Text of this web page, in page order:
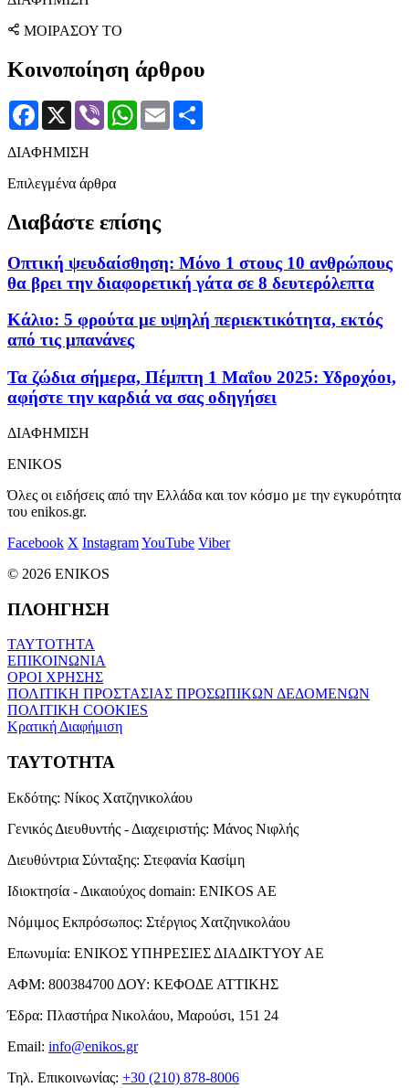
ΜΟΙΡΑΣΟΥ ΤΟ
Κοινοποίηση άρθρου
Facebook
X Viber WhatsApp
Email
ΔΙΑΦΗΜΙΣΗ
Επιλεγμένα άρθρα
Διαβάστε επίσης
Οπτική ψευδαίσθηση: Μόνο 1 στους 10 ανθρώπους
θα βρει την διαφορετική γάτα σε 8 δευτερόλεπτα
Κάλιο: 5 φρούτα με υψηλή περιεκτικότητα, εκτός
από τις μπανάνες
Τα ζώδια σήμερα, Πέμπτη 1 Μαΐου 2025: Υδροχόοι,
αφήστε την καρδιά να σας οδηγήσει
ΔΙΑΦΗΜΙΣΗ
ENIKOS
Όλες οι ειδήσεις από την Ελλάδα και τον κόσμο με την εγκυρότητα
του enikos.gr.
Facebook X InstagramYouTube Viber
© 2026 ENIKOS
ΠΛΟΗΓΗΣΗ
ΤΑΥΤΟΤΗΤΑ
ΕΠΙΚΟΙΝΩΝΙΑ
ΟΡΟΙ ΧΡΗΣΗΣ
ΠΟΛΙΤΙΚΗ ΠΡΟΣΤΑΣΙΑΣ ΠΡΟΣΩΠΙΚΩΝ ΔΕΔΟΜΕΝΩΝ
ΠΟΛΙΤΙΚΗ COOKIES
Κρατική Διαφήμιση
ΤΑΥΤΟΤΗΤΑ
Εκδότης: Νίκος Χατζηνικολάου
Γενικός Διευθυντής - Διαχειριστής: Μάνος Νιφλής
Διευθύντρια Σύνταξης: Στεφανία Κασίμη
Ιδιοκτησία - Δικαιούχος domain: ENIKOS AE
Νόμιμος Εκπρόσωπος: Στέργιος Χατζηνικολάου
Επωνυμία: ΕΝΙΚΟΣ ΥΠΗΡΕΣΙΕΣ ΔΙΑΔΙΚΤΥΟΥ ΑΕ
ΑΦΜ: 800384700 ΔΟΥ: ΚΕΦΟΔΕ ΑΤΤΙΚΗΣ
Έδρα: Πλαστήρα Νικολάου, Μαρούσι, 151 24
Email: info@enikos.gr
Τηλ. Επικοινωνίας: +30 (210) 878-8006